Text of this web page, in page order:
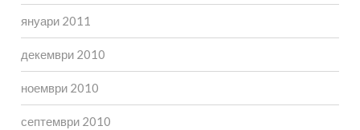
януари 2011
декември 2010
ноември 2010
септември 2010